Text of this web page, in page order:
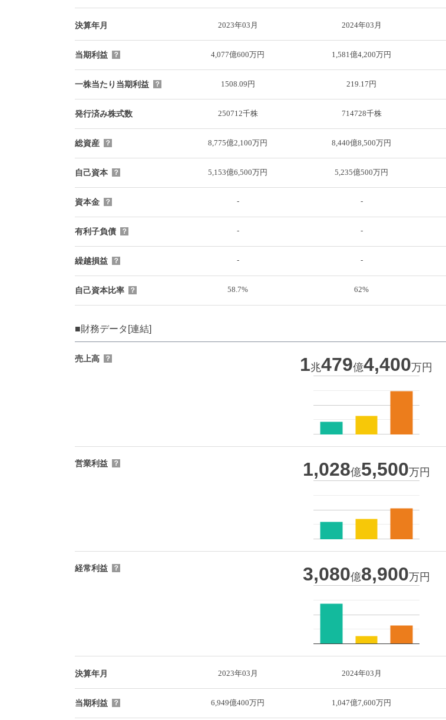
決算年月 2023年03月 2024年03月
当期利益 ？ 4,077億600万円 1,581億4,200万円
一株当たり当期利益 ？ 1508.09円 219.17円
発行済み株式数 250712千株 714728千株
総資産 ？ 8,775億2,100万円 8,440億8,500万円
自己資本 ？ 5,153億6,500万円 5,235億500万円
資本金 ？ - -
有利子負債 ？ - -
繰越損益 ？ - -
自己資本比率 ？ 58.7% 62%
■財務データ[連結]
売上高 ？ 1兆479億4,400万円
営業利益 ？ 1,028億5,500万円
経常利益 ？ 3,080億8,900万円
決算年月 2023年03月 2024年03月
当期利益 ？ 6,949億400万円 1,047億7,600万円